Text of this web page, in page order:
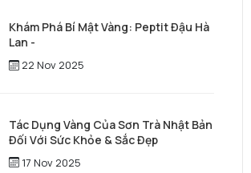
Khám Phá Bí Mật Vàng: Peptit Đậu Hà
Lan -
22 Nov 2025
Tác Dụng Vàng Của Sơn Trà Nhật Bản
Đối Với Sức Khỏe & Sắc Đẹp
17 Nov 2025